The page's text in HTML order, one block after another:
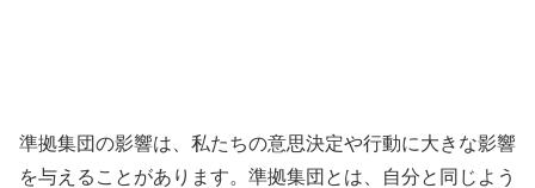
準拠集団の影響は、私たちの意思決定や行動に大きな影響
を与えることがあります。準拠集団とは、自分と同じよう